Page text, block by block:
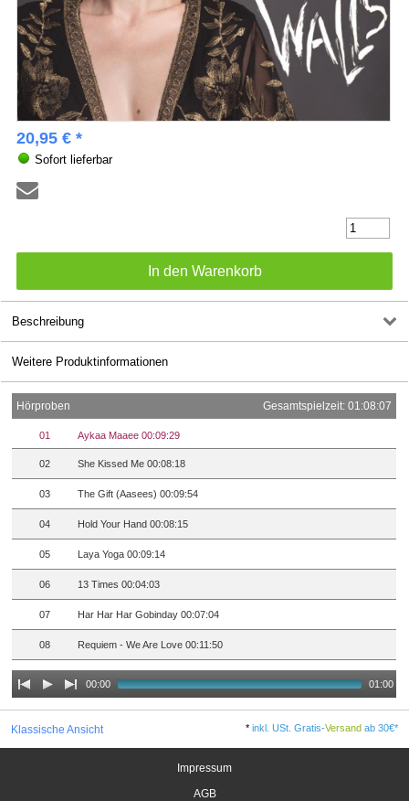
20,95 € *
Sofort lieferbar
Beschreibung
Weitere Produktinformationen
Hörproben Gesamtspielzeit: 01:08:07
01 Aykaa Maaee 00:09:29
02 She Kissed Me 00:08:18
03 The Gift (Aasees) 00:09:54
04 Hold Your Hand 00:08:15
05 Laya Yoga 00:09:14
06 13 Times 00:04:03
07 Har Har Har Gobinday 00:07:04
08 Requiem - We Are Love 00:11:50
00:00 01:00
Klassische Ansicht *inkl. USt. Gratis-Versand ab 30€*
Impressum
AGB